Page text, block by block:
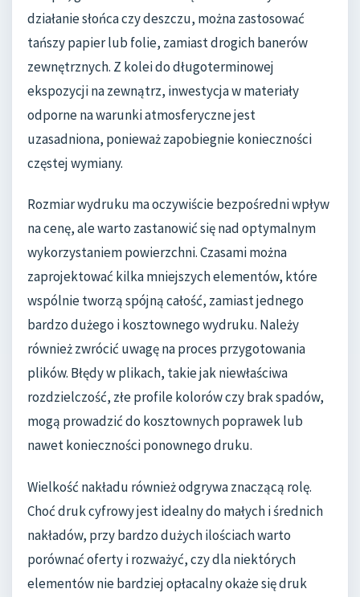
działanie słońca czy deszczu, można zastosować
tańszy papier lub folie, zamiast drogich banerów
zewnętrznych. Z kolei do długoterminowej
ekspozycji na zewnątrz, inwestycja w materiały
odporne na warunki atmosferyczne jest
uzasadniona, ponieważ zapobiegnie konieczności
częstej wymiany.
Rozmiar wydruku ma oczywiście bezpośredni wpływ
na cenę, ale warto zastanowić się nad optymalnym
wykorzystaniem powierzchni. Czasami można
zaprojektować kilka mniejszych elementów, które
wspólnie tworzą spójną całość, zamiast jednego
bardzo dużego i kosztownego wydruku. Należy
również zwrócić uwagę na proces przygotowania
plików. Błędy w plikach, takie jak niewłaściwa
rozdzielczość, złe profile kolorów czy brak spadów,
mogą prowadzić do kosztownych poprawek lub
nawet konieczności ponownego druku.
Wielkość nakładu również odgrywa znaczącą rolę.
Choć druk cyfrowy jest idealny do małych i średnich
nakładów, przy bardzo dużych ilościach warto
porównać oferty i rozważyć, czy dla niektórych
elementów nie bardziej opłacalny okaże się druk